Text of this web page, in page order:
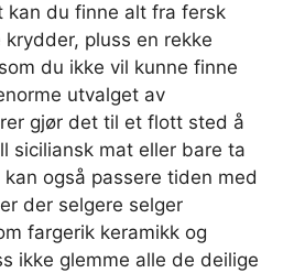
kan du finne alt fra fersk
pluss en rekke
du ikke vil kunne finne
utvalget av
gjør det til et flott sted å
siciliansk mat eller bare ta
også passere tiden med
der selgere selger
fargerik keramikk og
ikke glemme alle de deilige